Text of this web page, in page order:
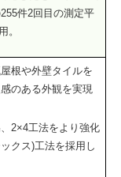
件2回目の測定平
。
根や外壁タイルを
のある外観を実現
2×4工法をより強化
クス)工法を採用し